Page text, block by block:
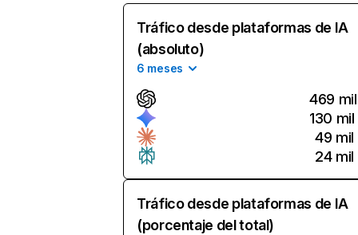
Tráfico desde plataformas de IA
(absoluto)
6 meses
469 mil
130 mil
49 mil
24 mil
Tráfico desde plataformas de IA
(porcentaje del total)